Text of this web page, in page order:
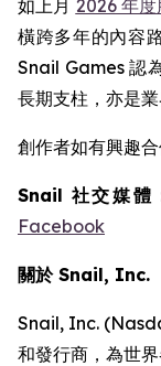
如上月 2026 年
橫跨多年的內容
Snail Games 認
長期支柱，亦是
創作者如有興趣
Snail 社交媒體
Facebook
關於 Snail, Inc.
Snail, Inc.
和發行商，為世